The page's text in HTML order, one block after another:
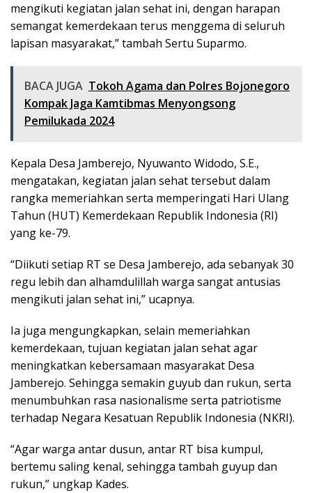
mengikuti kegiatan jalan sehat ini, dengan harapan
semangat kemerdekaan terus menggema di seluruh
lapisan masyarakat,” tambah Sertu Suparmo.
BACA JUGA Tokoh Agama dan Polres Bojonegoro
Kompak Jaga Kamtibmas Menyongsong
Pemilukada 2024
Kepala Desa Jamberejo, Nyuwanto Widodo, S.E.,
mengatakan, kegiatan jalan sehat tersebut dalam
rangka memeriahkan serta memperingati Hari Ulang
Tahun (HUT) Kemerdekaan Republik Indonesia (RI)
yang ke-79.
“Diikuti setiap RT se Desa Jamberejo, ada sebanyak 30
regu lebih dan alhamdulillah warga sangat antusias
mengikuti jalan sehat ini,” ucapnya.
Ia juga mengungkapkan, selain memeriahkan
kemerdekaan, tujuan kegiatan jalan sehat agar
meningkatkan kebersamaan masyarakat Desa
Jamberejo. Sehingga semakin guyub dan rukun, serta
menumbuhkan rasa nasionalisme serta patriotisme
terhadap Negara Kesatuan Republik Indonesia (NKRI).
“Agar warga antar dusun, antar RT bisa kumpul,
bertemu saling kenal, sehingga tambah guyup dan
rukun,” ungkap Kades.